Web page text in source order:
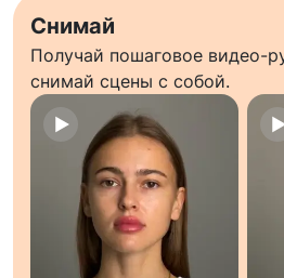
Снимай
Получай пошаговое видео-
снимай сцены с собой.